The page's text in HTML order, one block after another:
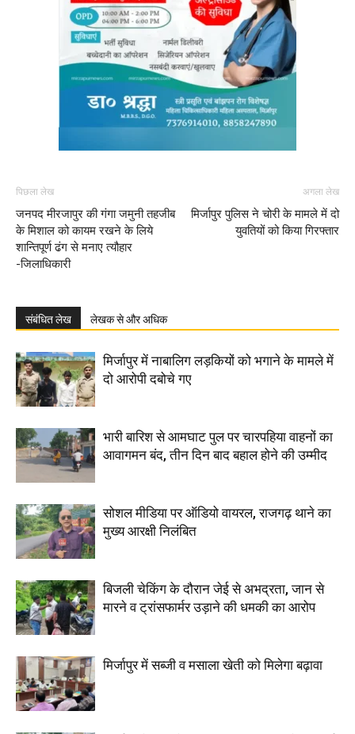
पिछला लेख
जनपद मीरजापुर की गंगा जमुनी तहजीब
के मिशाल को कायम रखने के लिये
शान्तिपूर्ण ढंग से मनाए त्यौहार
-जिलाधिकारी
अगला लेख
मिर्जापुर पुलिस ने चोरी के मामले में दो
युवतियों को किया गिरफ्तार
संबंधित लेख लेखक से और अधिक
मिर्जापुर में नाबालिग लड़कियों को भगाने के मामले में
दो आरोपी दबोचे गए
भारी बारिश से आमघाट पुल पर चारपहिया वाहनों का
आवागमन बंद, तीन दिन बाद बहाल होने की उम्मीद
सोशल मीडिया पर ऑडियो वायरल, राजगढ़ थाने का
मुख्य आरक्षी निलंबित
बिजली चेकिंग के दौरान जेई से अभद्रता, जान से
मारने व ट्रांसफार्मर उड़ाने की धमकी का आरोप
मिर्जापुर में सब्जी व मसाला खेती को मिलेगा बढ़ावा